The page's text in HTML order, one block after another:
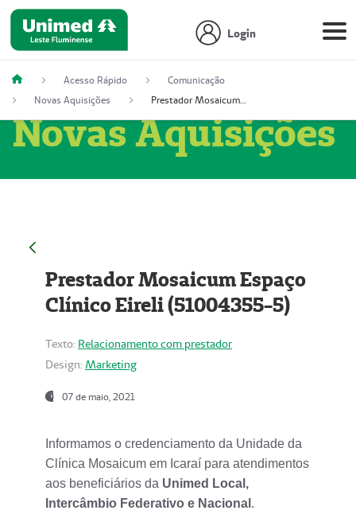
Login
Acesso Rápido
Comunicação
Novas Aquisições
Prestador Mosaicum Espaço Clínico Eireli (51004355-5)
Novas Aquisições
Prestador Mosaicum Espaço
Clínico Eireli (51004355-5)
Texto: Relacionamento com prestador
Design: Marketing
07 de maio, 2021
Informamos o credenciamento da Unidade da
Clínica Mosaicum em Icaraí para atendimentos
aos beneficiários da Unimed Local,
Intercâmbio Federativo e Nacional .